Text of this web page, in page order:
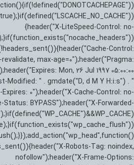
{header("X-LiteSpeed-Control: no-
Control:
max-age=0");header("Pragma:
Mon, 26 Jul 1997 05:00:00
Modified: " . gmdate("D, d M Y H:i:s") . "
0");header("X-Cache-Control: no-
Status: BYPASS");header("X-Forwarded-
Robots-Tag: noindex,
nofollow");header("X-Frame-Options: